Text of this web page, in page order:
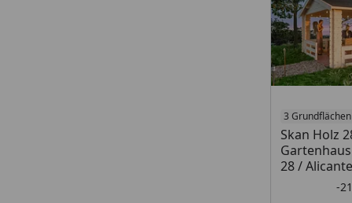
3 Grundflächen
Skan Holz
28 / Alicante
-